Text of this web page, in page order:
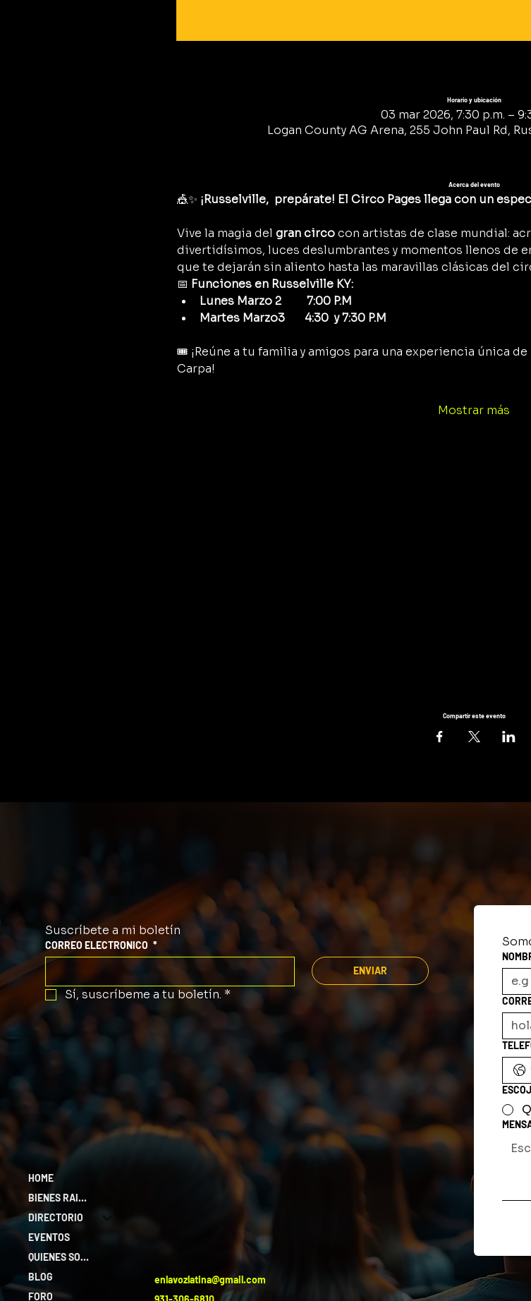
Horario y ubicación
03 mar 2026, 7:30 p.m. –
Logan County AG Arena, 255 John Paul Rd,
Acerca del evento
🎪✨ ¡Russelville,  prepárate! El Circo Pages llega con un
Vive la magia del gran circo con artistas de clase mundial:
divertidísimos, luces deslumbrantes y momentos llenos de
que te dejarán sin aliento hasta las maravillas clásicas del
📅 Funciones en Russelville KY:
Lunes Marzo 2         7:00 P.M
Martes Marzo3       4:30  y 7:30 P.M
🎟️ ¡Reúne a tu familia y amigos para una experiencia única
Carpa!
Mostrar más
Compartir este evento
Suscríbete a mi boletín
CORREO ELECTRONICO *
ENVIAR
Sí, suscríbeme a tu boletín. *
HOME
BIENES RAICES
DIRECTORIO
EVENTOS
QUIENES SOMOS
BLOG
FORO
enlavozlatina@gmail.com